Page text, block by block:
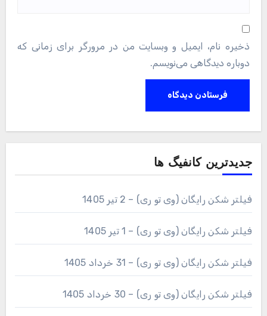
ذخیره نام، ایمیل و وبسایت من در مرورگر برای زمانی که
دوباره دیدگاهی می‌نویسم.
جدیدترین کانفیگ ها
فیلتر شکن رایگان (وی تو ری) – 2 تیر 1405
فیلتر شکن رایگان (وی تو ری) – 1 تیر 1405
فیلتر شکن رایگان (وی تو ری) – 31 خرداد 1405
فیلتر شکن رایگان (وی تو ری) – 30 خرداد 1405